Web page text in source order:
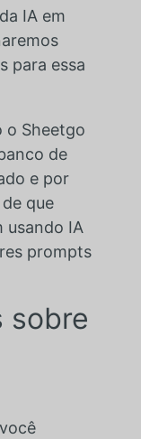
IA em
para essa
o Sheetgo
de
e por
que
usando IA
prompts
sobre